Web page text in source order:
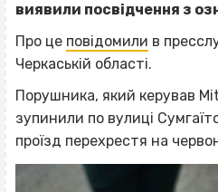
виявили посвідчення з
Про це повідомили в
Черкаській області.
Порушника, який керував
зупинили по вулиці
проїзд перехрестя на